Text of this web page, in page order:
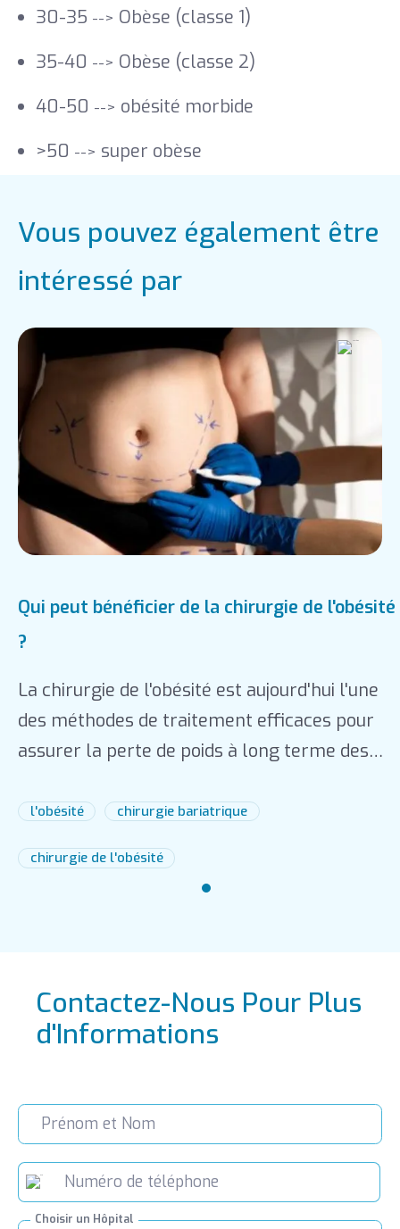
30-35 --> Obèse (classe 1)
35-40 --> Obèse (classe 2)
40-50 --> obésité morbide
>50 --> super obèse
Vous pouvez également être
intéressé par
Qui peut bénéficier de la chirurgie de l'obésité
?
La chirurgie de l'obésité est aujourd'hui l'une
des méthodes de traitement efficaces pour
assurer la perte de poids à long terme des
liées à l'obésité.
l'obésité chirurgie bariatrique
chirurgie de l'obésité
Contactez-Nous Pour Plus
d'Informations
Choisir un Hôpital